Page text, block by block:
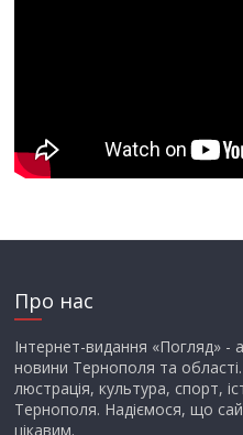
Про нас
Інтернет-видання «Погляд» -
новини Тернополя та області.
люстрація, культура, спорт,
Тернополя. Надіємося, що
цікавим.